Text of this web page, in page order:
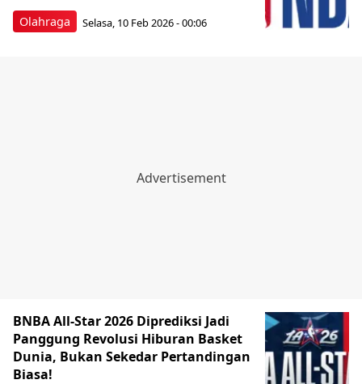
Olahraga Selasa, 10 Feb 2026 - 00:06
BNBA All-Star 2026 Diprediksi Jadi
Panggung Revolusi Hiburan Basket
Dunia, Bukan Sekedar Pertandingan
Biasa!